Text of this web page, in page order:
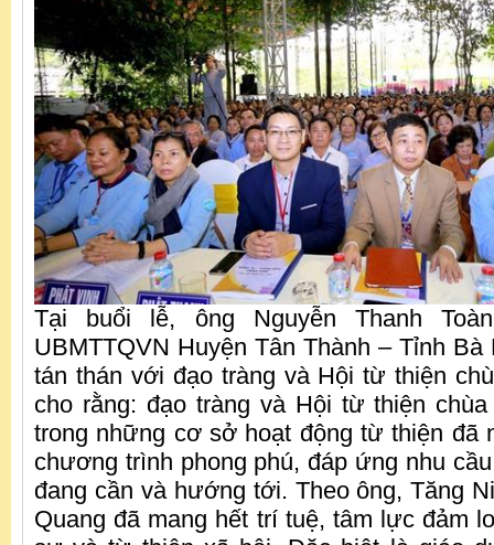
Tại buổi lễ, ông Nguyễn Thanh
UBMTTQVN Huyện Tân Thành – Tỉnh
tán thán với đạo tràng và Hội từ thiện
cho rằng: đạo tràng và Hội từ thiện
trong những cơ sở hoạt động từ thiện đã
chương trình phong phú, đáp ứng nhu
đang cần và hướng tới. Theo ông, Tăng
Quang đã mang hết trí tuệ, tâm lực đảm